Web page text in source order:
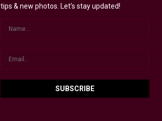
tips & new photos. Let's stay updated!